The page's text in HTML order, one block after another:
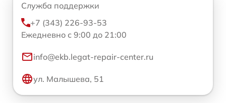
Служба поддержки
+7 (343) 226-93-53
Ежедневно с 9:00 до 21:00
info@ekb.legat-repair-center.ru
ул. Малышева, 51